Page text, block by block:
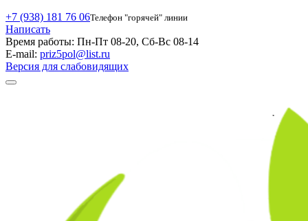
+7 (938) 181 76 06Телефон "горячей" линии
Написать
Время работы: Пн-Пт 08-20, Сб-Вс 08-14
E-mail: priz5pol@list.ru
Версия для слабовидящих